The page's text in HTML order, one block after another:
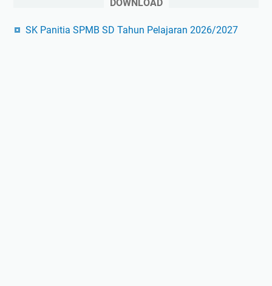
DOWNLOAD
SK Panitia SPMB SD Tahun Pelajaran 2026/2027